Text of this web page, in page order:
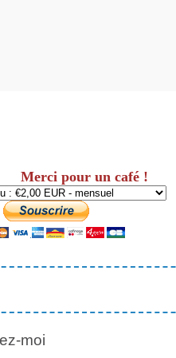
Merci pour un café !
moi